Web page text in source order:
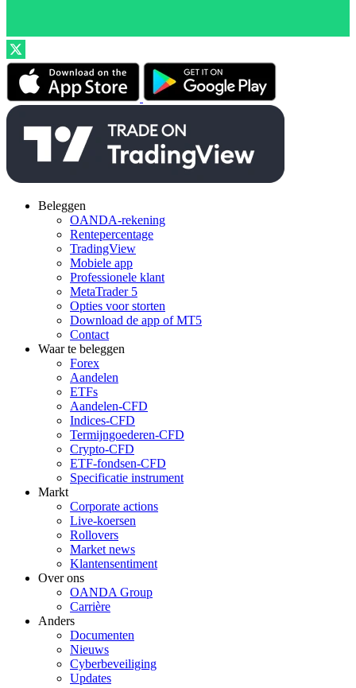
Beleggen
OANDA-rekening
Rentepercentage
TradingView
Mobiele app
Professionele klant
MetaTrader 5
Opties voor storten
Download de app of MT5
Contact
Waar te beleggen
Forex
Aandelen
ETFs
Aandelen-CFD
Indices-CFD
Termijngoederen-CFD
Crypto-CFD
ETF-fondsen-CFD
Specificatie instrument
Markt
Corporate actions
Live-koersen
Rollovers
Market news
Klantensentiment
Over ons
OANDA Group
Carrière
Anders
Documenten
Nieuws
Cyberbeveiliging
Updates